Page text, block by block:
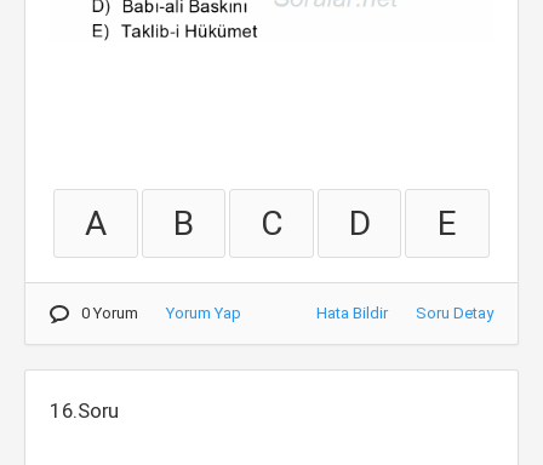
A B C D E
0 Yorum Yorum Yap Hata Bildir Soru Detay
16.Soru